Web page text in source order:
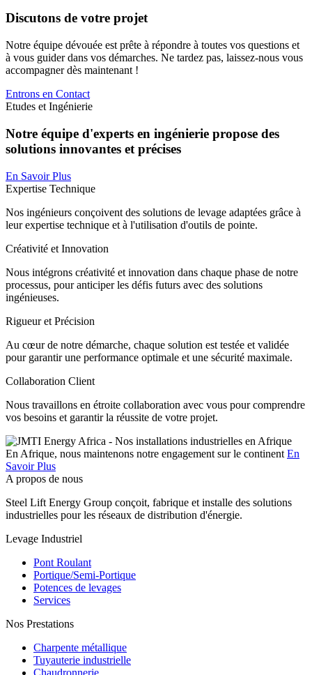
Discutons de votre projet
Notre équipe dévouée est prête à répondre à toutes vos questions et
à vous guider dans vos démarches. Ne tardez pas, laissez-nous vous
accompagner dès maintenant !
Entrons en Contact
Etudes et Ingénierie
Notre équipe d'experts en ingénierie propose des
solutions innovantes et précises
En Savoir Plus
Expertise Technique
Nos ingénieurs conçoivent des solutions de levage adaptées grâce à
leur expertise technique et à l'utilisation d'outils de pointe.
Créativité et Innovation
Nous intégrons créativité et innovation dans chaque phase de notre
processus, pour anticiper les défis futurs avec des solutions
ingénieuses.
Rigueur et Précision
Au cœur de notre démarche, chaque solution est testée et validée
pour garantir une performance optimale et une sécurité maximale.
Collaboration Client
Nous travaillons en étroite collaboration avec vous pour comprendre
vos besoins et garantir la réussite de votre projet.
En Afrique, nous maintenons notre engagement sur le continent En
Savoir Plus
A propos de nous
Steel Lift Energy Group conçoit, fabrique et installe des solutions
industrielles pour les réseaux de distribution d'énergie.
Levage Industriel
Pont Roulant
Portique/Semi-Portique
Potences de levages
Services
Nos Prestations
Charpente métallique
Tuyauterie industrielle
Chaudronnerie